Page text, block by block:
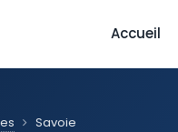
Accueil
Savoie